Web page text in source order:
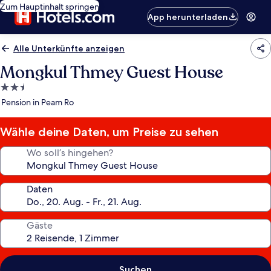
Zum Hauptinhalt springen
App herunterladen
Alle Unterkünfte anzeigen
Mongkul Thmey Guest House
2.5-
Sterne-
Pension in Peam Ro
Wähle deine Daten, um Preise zu sehen
Wo soll’s hingehen?
Daten
Gäste